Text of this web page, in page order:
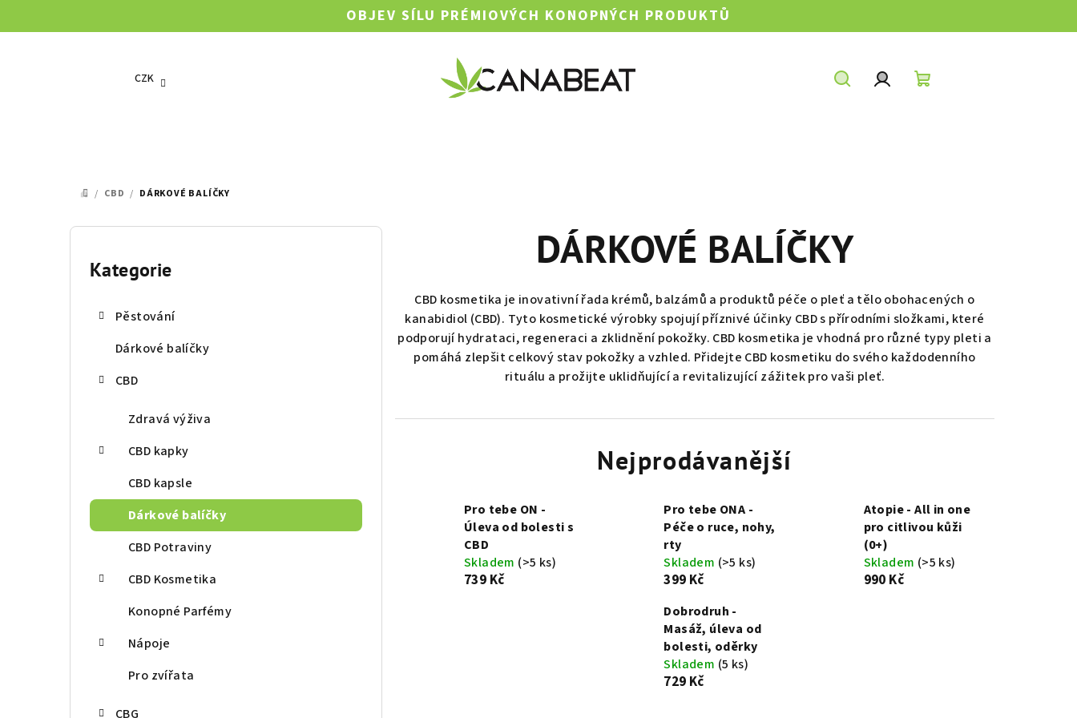
na
OBJEV SÍLU PRÉMIOVÝCH KONOPNÝCH PRODUKTŮ
CZK
DOMŮ
/ CBD / DÁRKOVÉ BALÍČKY
P
Přeskočit
Kategorie
Pěstování
Dárkové balíčky
CBD
Zdravá výživa
CBD kapky
CBD kapsle
Dárkové balíčky
CBD Potraviny
CBD Kosmetika
Konopné Parfémy
Nápoje
Pro zvířata
CBG
DÁRKOVÉ BALÍČKY
CBD kosmetika je inovativní řada krémů, balzámů a produktů péče o pleť a tělo obohacených o
kanabidiol (CBD). Tyto kosmetické výrobky spojují příznivé účinky CBD s přírodními složkami, které
podporují hydrataci, regeneraci a zklidnění pokožky. CBD kosmetika je vhodná pro různé typy pleti a
pomáhá zlepšit celkový stav pokožky a vzhled. Přidejte CBD kosmetiku do svého každodenního
rituálu a prožijte uklidňující a revitalizující zážitek pro vaši pleť.
Nejprodávanější
Pro tebe ON -
Úleva od bolesti s
CBD
Skladem (>5 ks)
739 Kč
Pro tebe ONA -
Péče o ruce, nohy,
rty
Skladem (>5 ks)
399 Kč
Atopie - All in one
pro citlivou kůži
(0+)
Skladem (>5 ks)
990 Kč
Dobrodruh -
Masáž, úleva od
bolesti, oděrky
Skladem (5 ks)
729 Kč